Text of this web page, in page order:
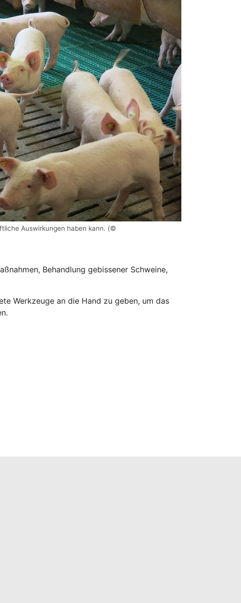
Auswirkungen haben kann. (©
Behandlung gebissener Schweine,
Werkzeuge an die Hand zu geben, um das